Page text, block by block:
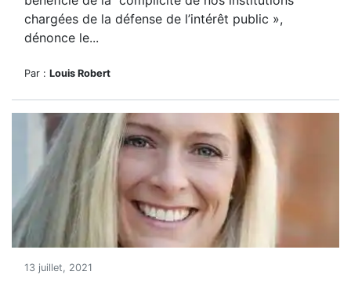
chargées de la défense de l’intérêt public »,
dénonce le...
Par : Louis Robert
13 juillet, 2021